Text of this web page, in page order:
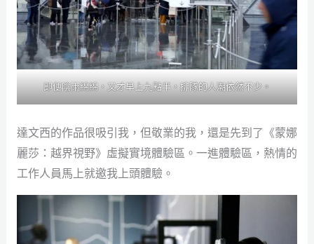
即便陰雨綿綿，又才早上九點半，排隊的人潮依然不少。
達文西的作品很吸引我，但敬業的我，還是先到了《蒙娜
麗莎：越界視野》虛擬實境體驗區。一進體驗區，熱情的
工作人員馬上就邀我上頭體驗。